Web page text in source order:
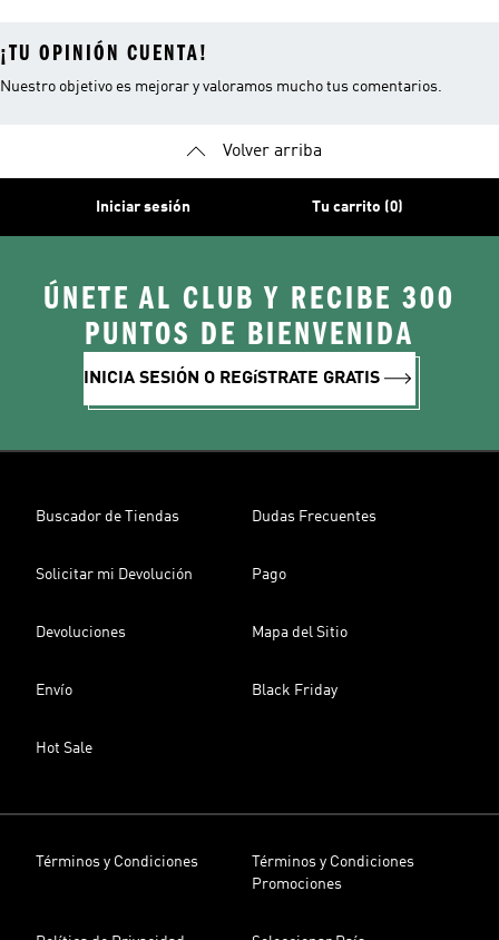
¡TU OPINIÓN CUENTA!
Nuestro objetivo es mejorar y valoramos mucho tus comentarios.
Volver arriba
Iniciar sesión Tu carrito (0)
ÚNETE AL CLUB Y RECIBE 300
PUNTOS DE BIENVENIDA
INICIA SESIÓN O REGíSTRATE GRATIS
Buscador de Tiendas Dudas Frecuentes
Solicitar mi Devolución Pago
Devoluciones Mapa del Sitio
Envío Black Friday
Hot Sale
Términos y Condiciones
Términos y Condiciones
Promociones